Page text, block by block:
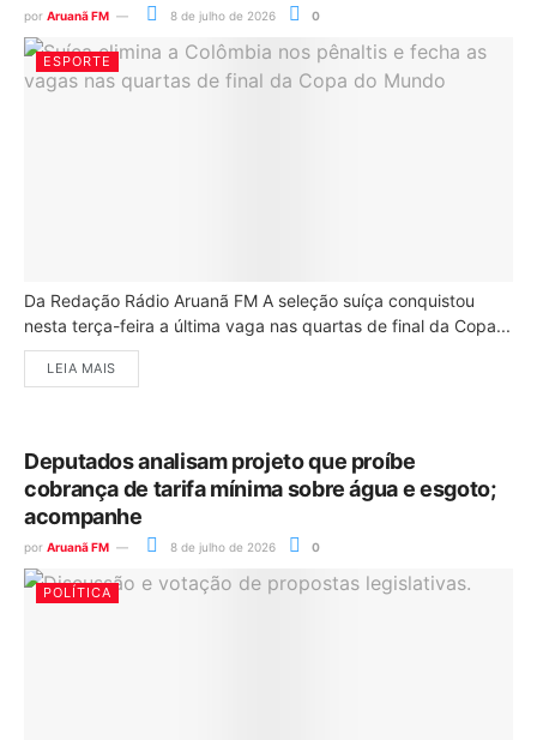
por Aruanã FM 8 de julho de 2026 0
ESPORTE
Da Redação Rádio Aruanã FM A seleção suíça conquistou
nesta terça-feira a última vaga nas quartas de final da Copa...
LEIA MAIS
Deputados analisam projeto que proíbe
cobrança de tarifa mínima sobre água e esgoto;
acompanhe
por Aruanã FM 8 de julho de 2026 0
POLÍTICA